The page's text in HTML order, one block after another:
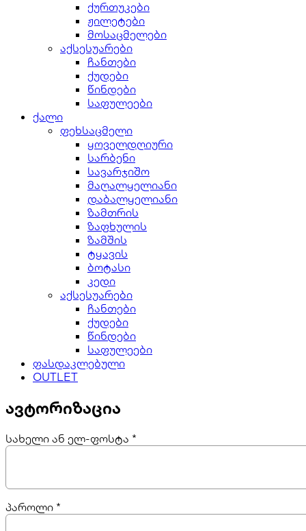
ქურთუკები
ჟილეტები
მოსაცმელები
აქსესუარები
ჩანთები
ქუდები
წინდები
საფულეები
ქალი
ფეხსაცმელი
ყოველდღიური
სარბენი
სავარჯიშო
მაღალყელიანი
დაბალყელიანი
ზამთრის
ზაფხულის
ზამშის
ტყავის
ბოტასი
კედი
აქსესუარები
ჩანთები
ქუდები
წინდები
საფულეები
ფასდაკლებული
OUTLET
ავტორიზაცია
სახელი ან ელ-ფოსტა *
პაროლი *